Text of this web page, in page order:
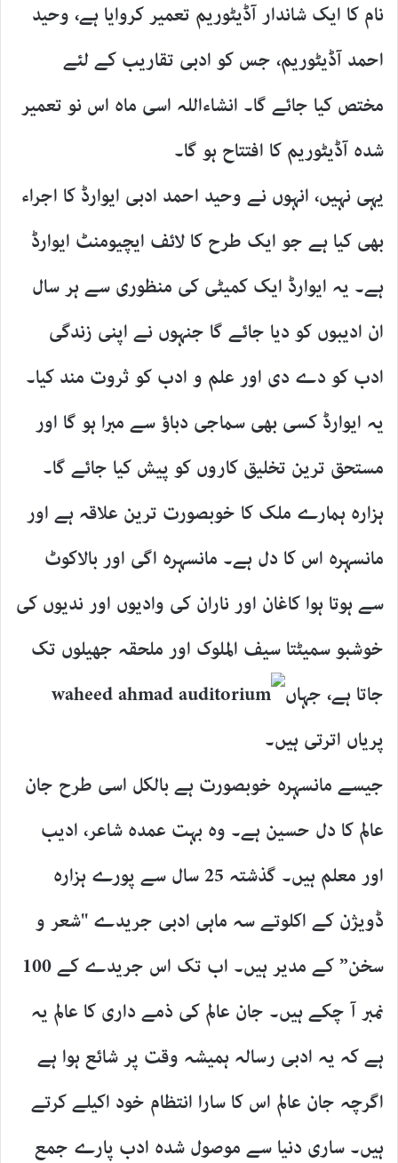
نام کا ایک شاندار آڈیٹوریم تعمیر کروایا ہے، وحید
احمد آڈیٹوریم، جس کو ادبی تقاریب کے لئے
مختص کیا جائے گا۔ انشاءاللہ اسی ماہ اس نو تعمیر
شدہ آڈیٹوریم کا افتتاح ہو گا۔
یہی نہیں، انہوں نے وحید احمد ادبی ایوارڈ کا اجراء
بھی کیا ہے جو ایک طرح کا لائف ایچیومنٹ ایوارڈ
ہے۔ یہ ایوارڈ ایک کمیٹی کی منظوری سے ہر سال
ان ادیبوں کو دیا جائے گا جنہوں نے اپنی زندگی
ادب کو دے دی اور علم و ادب کو ثروت مند کیا۔
یہ ایوارڈ کسی بھی سماجی دباؤ سے مبرا ہو گا اور
مستحق ترین تخلیق کاروں کو پیش کیا جائے گا۔
ہزارہ ہمارے ملک کا خوبصورت ترین علاقہ ہے اور
مانسہرہ اس کا دل ہے۔ مانسہرہ اگی اور بالاکوٹ
سے ہوتا ہوا کاغان اور ناران کی وادیوں اور ندیوں کی
خوشبو سمیٹتا سیف الملوک اور ملحقہ جھیلوں تک
جاتا ہے، جہاں
پریاں اترتی ہیں۔
جیسے مانسہرہ خوبصورت ہے بالکل اسی طرح جان
عالم کا دل حسین ہے۔ وہ بہت عمدہ شاعر، ادیب
اور معلم ہیں۔ گذشتہ 25 سال سے پورے ہزارہ
ڈویژن کے اکلوتے سہ ماہی ادبی جریدے "شعر و
سخن” کے مدیر ہیں۔ اب تک اس جریدے کے 100
نمبر آ چکے ہیں۔ جان عالم کی ذمے داری کا عالم یہ
ہے کہ یہ ادبی رسالہ ہمیشہ وقت پر شائع ہوا ہے
اگرچہ جان عالم اس کا سارا انتظام خود اکیلے کرتے
ہیں۔ ساری دنیا سے موصول شدہ ادب پارے جمع